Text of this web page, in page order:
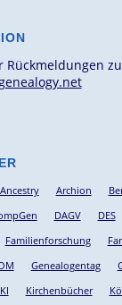
Rückmeldungen
Ancestry Archion
DAGV DES
Familienforschung
Genealogentag
KI Kirchenbücher